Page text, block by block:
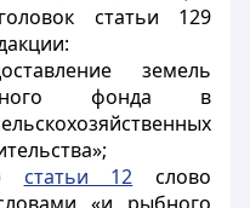
статьи 129
земель
фонда в
статьи 12 слово